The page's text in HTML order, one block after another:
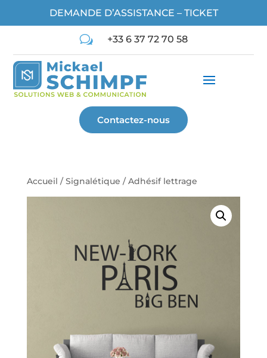
DEMANDE D’ASSISTANCE – TICKET
w +33 6 37 72 70 58
Contactez-nous
Accueil /Signalétique / Adhésif lettrage